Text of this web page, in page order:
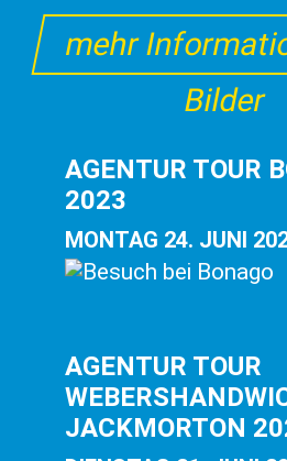
mehr
Bilder
AGENTUR TOUR
2023
MONTAG 24. JUNI
AGENTUR TOUR
JACKMORTON